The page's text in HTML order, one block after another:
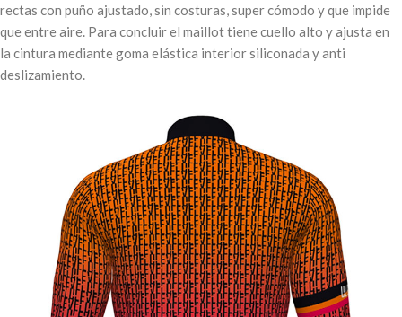
rectas con puño ajustado, sin costuras, super cómodo y que impide
que entre aire. Para concluir el maillot tiene cuello alto y ajusta en
la cintura mediante goma elástica interior siliconada y anti
deslizamiento.